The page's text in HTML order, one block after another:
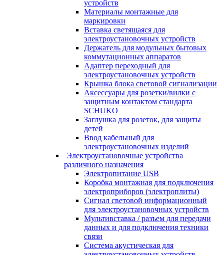
устройств
Материалы монтажные для
маркировки
Вставка светящаяся для
электроустановочных устройств
Держатель для модульных бытовых
коммутационных аппаратов
Адаптер переходный для
электроустановочных устройств
Крышка блока световой сигнализации
Аксессуары для розетки/вилки с
защитным контактом стандарта
SCHUKO
Заглушка для розеток, для защиты
детей
Ввод кабельный для
электроустановочных изделий
Электроустановочные устройства
различного назначения
Электропитание USB
Коробка монтажная для подключения
электроприборов (электроплиты)
Сигнал световой информационный
для электроустановочных устройств
Мультивставка / разъем для передачи
данных и для подключения техники
связи
Система акустическая для